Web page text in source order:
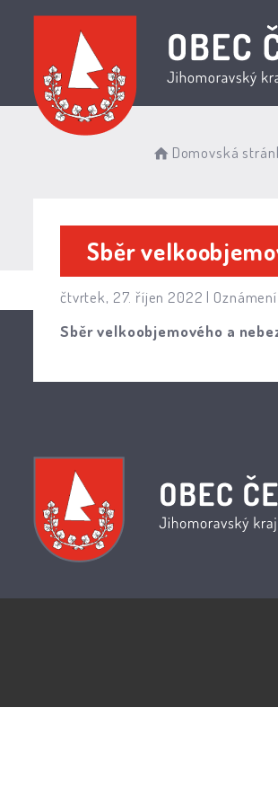
Domovská
Sběr
čtvrtek, 27. říjen 2022 |
Sběr velkoobjemového a